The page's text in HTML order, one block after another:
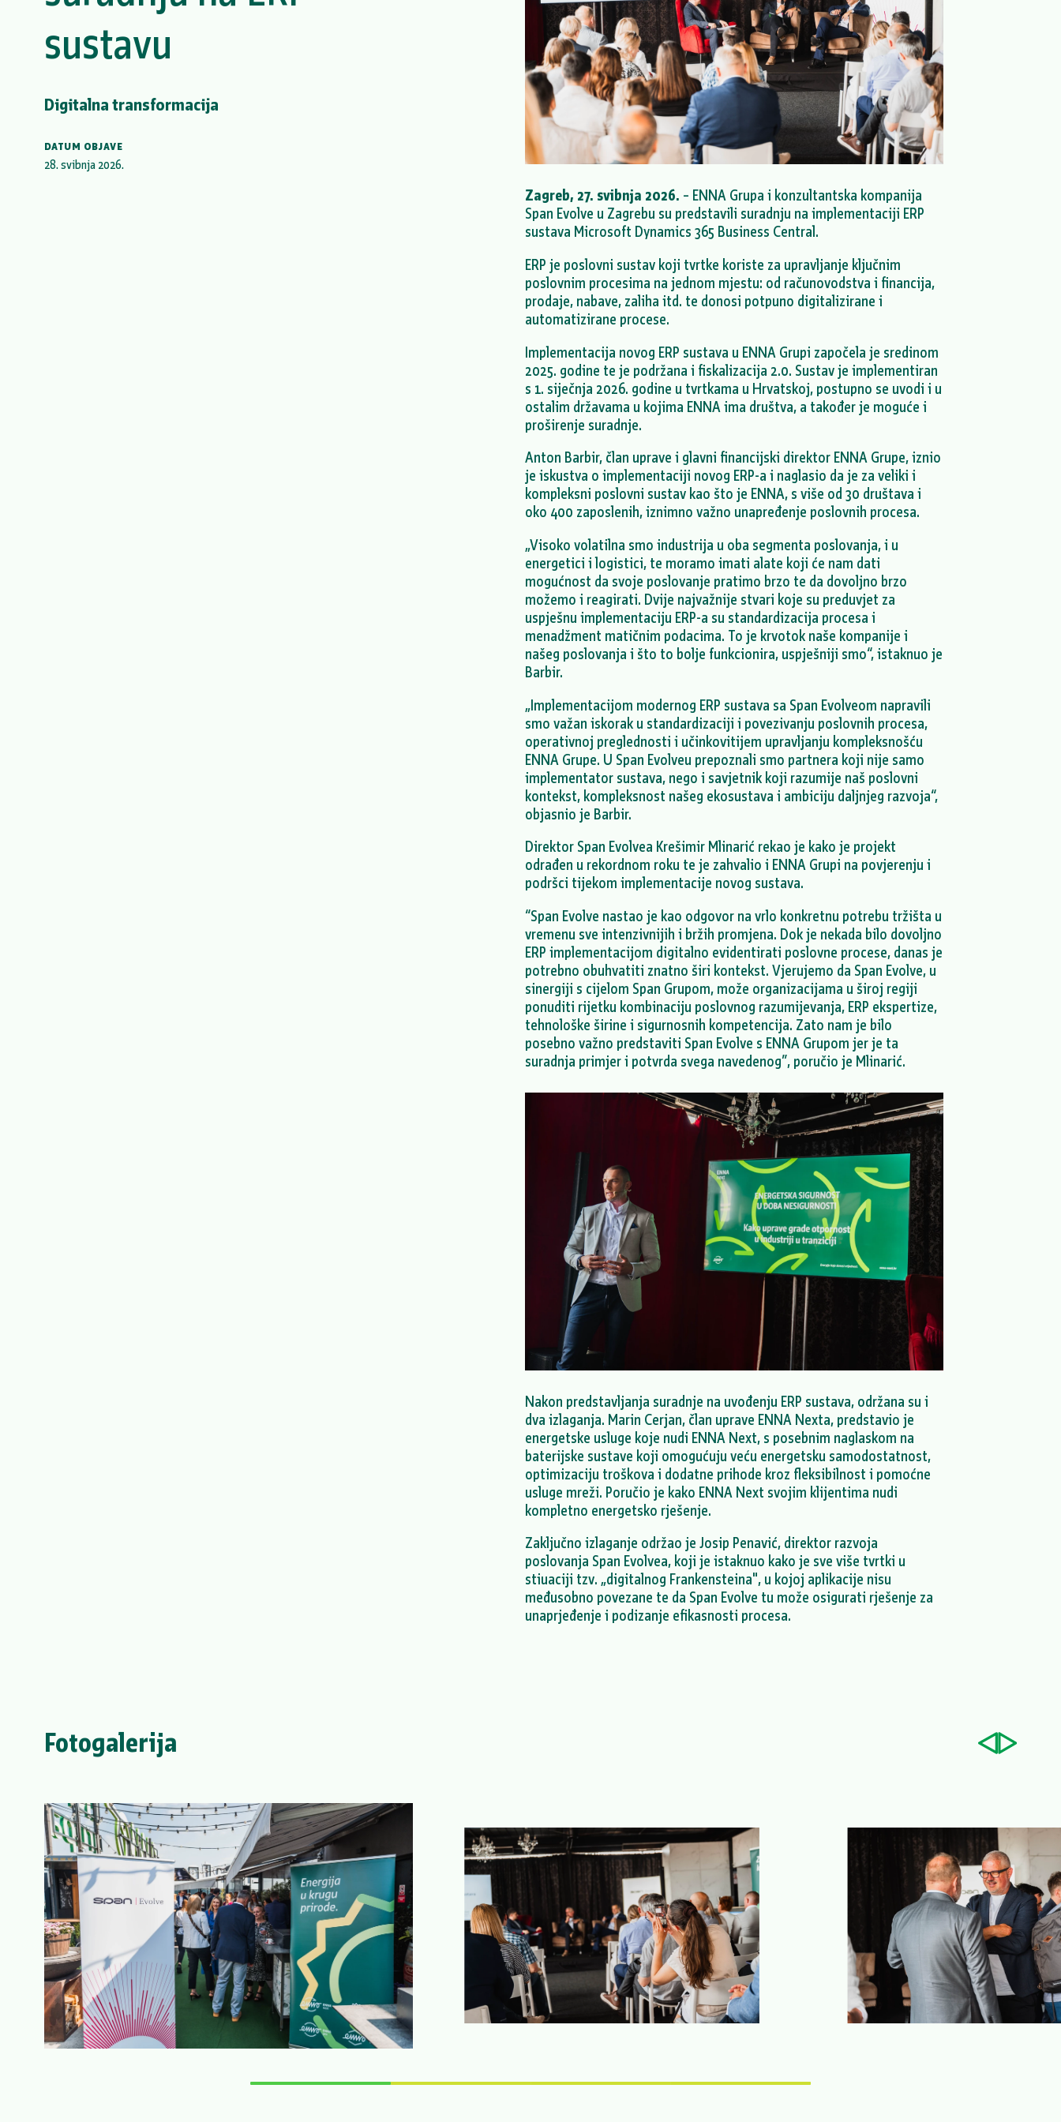
sustavu
Digitalna transformacija
DATUM OBJAVE
28. svibnja 2026.
Zagreb, 27. svibnja 2026. – ENNA Grupa i konzultantska kompanija
Span Evolve u Zagrebu su predstavili suradnju na implementaciji ERP
sustava Microsoft Dynamics 365 Business Central.
ERP je poslovni sustav koji tvrtke koriste za upravljanje ključnim
poslovnim procesima na jednom mjestu: od računovodstva i financija,
prodaje, nabave, zaliha itd. te donosi potpuno digitalizirane i
automatizirane procese.
Implementacija novog ERP sustava u ENNA Grupi započela je sredinom
2025. godine te je podržana i fiskalizacija 2.0. Sustav je implementiran
s 1. siječnja 2026. godine u tvrtkama u Hrvatskoj, postupno se uvodi i u
ostalim državama u kojima ENNA ima društva, a također je moguće i
proširenje suradnje.
Anton Barbir, član uprave i glavni financijski direktor ENNA Grupe, iznio
je iskustva o implementaciji novog ERP-a i naglasio da je za veliki i
kompleksni poslovni sustav kao što je ENNA, s više od 30 društava i
oko 400 zaposlenih, iznimno važno unapređenje poslovnih procesa.
„Visoko volatilna smo industrija u oba segmenta poslovanja, i u
energetici i logistici, te moramo imati alate koji će nam dati
mogućnost da svoje poslovanje pratimo brzo te da dovoljno brzo
možemo i reagirati. Dvije najvažnije stvari koje su preduvjet za
uspješnu implementaciju ERP-a su standardizacija procesa i
menadžment matičnim podacima. To je krvotok naše kompanije i
našeg poslovanja i što to bolje funkcionira, uspješniji smo“, istaknuo je
Barbir.
„Implementacijom modernog ERP sustava sa Span Evolveom napravili
smo važan iskorak u standardizaciji i povezivanju poslovnih procesa,
operativnoj preglednosti i učinkovitijem upravljanju kompleksnošću
ENNA Grupe. U Span Evolveu prepoznali smo partnera koji nije samo
implementator sustava, nego i savjetnik koji razumije naš poslovni
kontekst, kompleksnost našeg ekosustava i ambiciju daljnjeg razvoja“,
objasnio je Barbir.
Direktor Span Evolvea Krešimir Mlinarić rekao je kako je projekt
odrađen u rekordnom roku te je zahvalio i ENNA Grupi na povjerenju i
podršci tijekom implementacije novog sustava.
“Span Evolve nastao je kao odgovor na vrlo konkretnu potrebu tržišta u
vremenu sve intenzivnijih i bržih promjena. Dok je nekada bilo dovoljno
ERP implementacijom digitalno evidentirati poslovne procese, danas je
potrebno obuhvatiti znatno širi kontekst. Vjerujemo da Span Evolve, u
sinergiji s cijelom Span Grupom, može organizacijama u široj regiji
ponuditi rijetku kombinaciju poslovnog razumijevanja, ERP ekspertize,
tehnološke širine i sigurnosnih kompetencija. Zato nam je bilo
posebno važno predstaviti Span Evolve s ENNA Grupom jer je ta
suradnja primjer i potvrda svega navedenog”, poručio je Mlinarić.
Nakon predstavljanja suradnje na uvođenju ERP sustava, održana su i
dva izlaganja. Marin Cerjan, član uprave ENNA Nexta, predstavio je
energetske usluge koje nudi ENNA Next, s posebnim naglaskom na
baterijske sustave koji omogućuju veću energetsku samodostatnost,
optimizaciju troškova i dodatne prihode kroz fleksibilnost i pomoćne
usluge mreži. Poručio je kako ENNA Next svojim klijentima nudi
kompletno energetsko rješenje.
Zaključno izlaganje održao je Josip Penavić, direktor razvoja
poslovanja Span Evolvea, koji je istaknuo kako je sve više tvrtki u
stiuaciji tzv. „digitalnog Frankensteina", u kojoj aplikacije nisu
međusobno povezane te da Span Evolve tu može osigurati rješenje za
unaprjeđenje i podizanje efikasnosti procesa.
Fotogalerija